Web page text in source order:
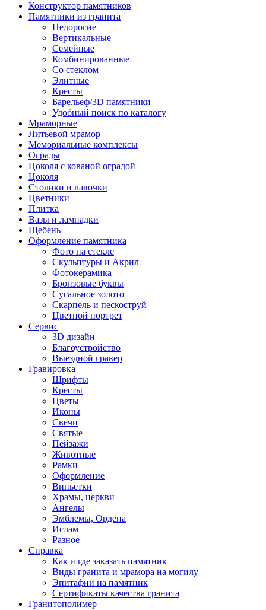
Конструктор памятников
Памятники из гранита
Недорогие
Вертикальные
Семейные
Комбинированные
Со стеклом
Элитные
Кресты
Барельеф/3D памятники
Удобный поиск по каталогу
Мраморные
Литьевой мрамор
Мемориальные комплексы
Ограды
Цоколя с кованой оградой
Цоколя
Столики и лавочки
Цветники
Плитка
Вазы и лампадки
Щебень
Оформление памятника
Фото на стекле
Скульптуры и Акрил
Фотокерамика
Бронзовые буквы
Сусальное золото
Скарпель и пескоструй
Цветной портрет
Сервис
3D дизайн
Благоустройство
Выездной гравер
Гравировка
Шрифты
Кресты
Цветы
Иконы
Свечи
Святые
Пейзажи
Животные
Рамки
Оформление
Виньетки
Храмы, церкви
Ангелы
Эмблемы, Ордена
Ислам
Разное
Справка
Как и где заказать памятник
Виды гранита и мрамора на могилу
Эпитафии на памятник
Сертификаты качества гранита
Гранитополимер